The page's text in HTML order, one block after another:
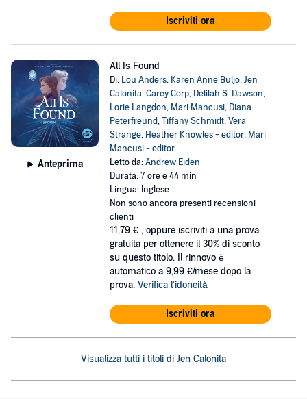
Iscriviti ora
Anteprima
All Is Found
Di: Lou Anders, Karen Anne Buljo,Jen
Calonita,Carey Corp, Delilah S. Dawson,
Lorie Langdon, Mari Mancusi, Diana
Peterfreund,Tiffany Schmidt,Vera
Strange, Heather Knowles - editor, Mari
Mancusi - editor
Letto da:Andrew Eiden
Durata: 7 ore e 44 min
Lingua: Inglese
Non sono ancora presenti recensioni
clienti
11,79 € , oppure iscriviti a una prova
gratuita per ottenere il 30% di sconto
su questo titolo. Il rinnovo è
automatico a 9,99 €/mese dopo la
prova. Verifica l'idoneità
Iscriviti ora
Visualizza tutti i titoli di Jen Calonita